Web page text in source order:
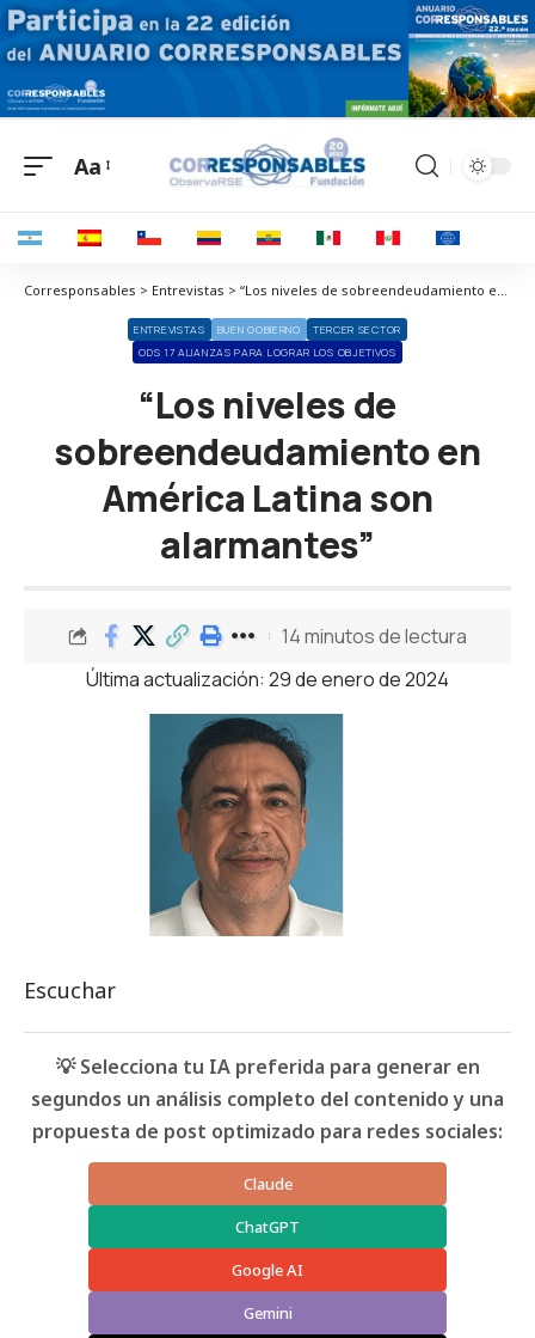
Aa
Corresponsables > Entrevistas > “Los niveles de sobreendeudamiento en América Latina son alarmantes”
ENTREVISTAS BUEN GOBIERNO
TERCER SECTOR
ODS 17 ALIANZAS PARA LOGRAR LOS OBJETIVOS
“Los niveles de
sobreendeudamiento en
América Latina son
alarmantes”
Última actualización: 29 de enero de 2024
14 minutos de lectura
Escuchar
💡 Selecciona tu IA preferida para generar en
segundos un análisis completo del contenido y una
propuesta de post optimizado para redes sociales:
Claude
ChatGPT
Google AI
Gemini